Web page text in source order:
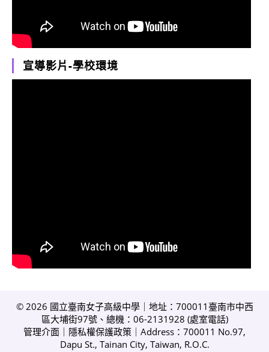
宣導影片-學校環境
© 2026 國立臺南女子高級中學｜地址：700011臺南市中西
區大埔街97號、總機：06-2131928 (處室電話)
管理介面
隱私權保護政策 ｜Address：700011 No.97,
Dapu St., Tainan City, Taiwan, R.O.C.